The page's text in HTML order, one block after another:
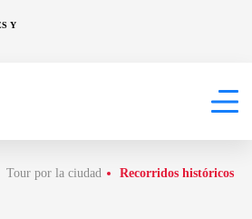
Y
Tour por la ciudad Recorridos históricos